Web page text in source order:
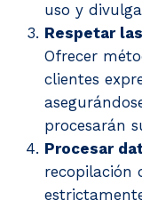
uso y
Respetar
Ofrecer
clientes
procesarán
Procesar
recopilación